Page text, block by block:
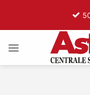
springen